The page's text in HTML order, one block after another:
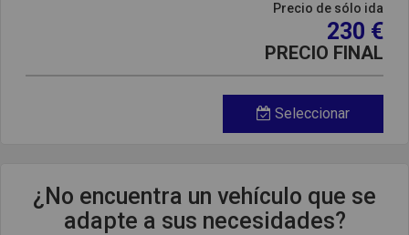
Precio de sólo ida
230 €
PRECIO FINAL
Seleccionar
¿No encuentra un vehículo que se
adapte a sus necesidades?